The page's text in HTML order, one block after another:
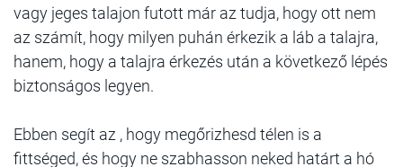
vagy jeges talajon futott már az tudja, hogy ott nem
az számít, hogy milyen puhán érkezik a láb a talajra,
hanem, hogy a talajra érkezés után a következő lépés
biztonságos legyen.
Ebben segít az , hogy megőrizhesd télen is a
fittséged, és hogy ne szabhasson neked határt a hó